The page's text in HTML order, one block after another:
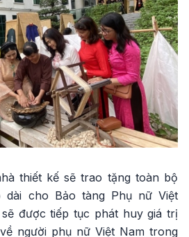
thiết kế sẽ trao tặng toàn bộ
dài cho Bảo tàng Phụ nữ Việt
được tiếp tục phát huy giá trị
người phụ nữ Việt Nam trong